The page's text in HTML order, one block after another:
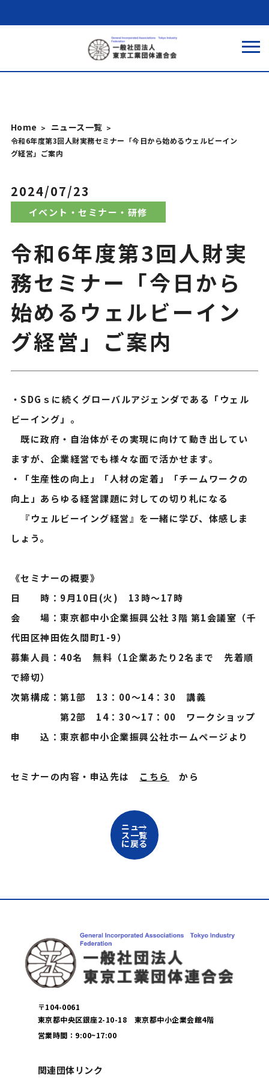
Home ニュース一覧
令和6年度第3回人財実務セミナー「今日から始めるウェルビーイン
グ経営」ご案内
2024/07/23
イベント・セミナー・研修
令和6年度第3回人財実
務セミナー「今日から
始めるウェルビーイン
グ経営」ご案内
・SDGｓに続くグローバルアジェンダである「ウェル
ビーイング」。
既に政府・自治体がその実現に向けて動き出してい
ますが、企業経営でも様々な面で活かせます。
・「生産性の向上」「人材の定着」「チームワークの
向上」あらゆる経営課題に対しての切り札になる
『ウェルビーイング経営』を一緒に学び、体感しま
しょう。
《セミナーの概要》
日 時：9月10日(火) 13時～17時
会 場：東京都中小企業振興公社 3階 第1会議室（千
代田区神田佐久間町1-9）
募集人員：40名 無料（1企業あたり2名まで 先着順
で締切）
次第構成：第1部 13：00～14：30 講義
第2部 14：30～17：00 ワークショップ
申 込：東京都中小企業振興公社ホームページより
セミナーの内容・申込先は こちら から
ニュー
ス一覧
に戻る
〒104-0061
東京都中央区銀座2-10-18 東京都中小企業会館4階
営業時間：9:00~17:00
関連団体リンク